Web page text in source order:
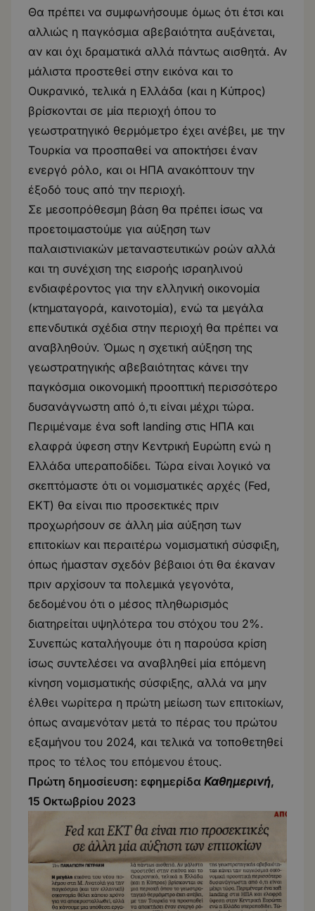
Θα πρέπει να συμφωνήσουμε όμως ότι έτσι και
αλλιώς η παγκόσμια αβεβαιότητα αυξάνεται,
αν και όχι δραματικά αλλά πάντως αισθητά. Αν
μάλιστα προστεθεί στην εικόνα και το
Ουκρανικό, τελικά η Ελλάδα (και η Κύπρος)
βρίσκονται σε μία περιοχή όπου το
γεωστρατηγικό θερμόμετρο έχει ανέβει, με την
Τουρκία να προσπαθεί να αποκτήσει έναν
ενεργό ρόλο, και οι ΗΠΑ ανακόπτουν την
έξοδό τους από την περιοχή.
Σε μεσοπρόθεσμη βάση θα πρέπει ίσως να
προετοιμαστούμε για αύξηση των
παλαιστινιακών μεταναστευτικών ροών αλλά
και τη συνέχιση της εισροής ισραηλινού
ενδιαφέροντος για την ελληνική οικονομία
(κτηματαγορά, καινοτομία), ενώ τα μεγάλα
επενδυτικά σχέδια στην περιοχή θα πρέπει να
αναβληθούν. Όμως η σχετική αύξηση της
γεωστρατηγικής αβεβαιότητας κάνει την
παγκόσμια οικονομική προοπτική περισσότερο
δυσανάγνωστη από ό,τι είναι μέχρι τώρα.
Περιμέναμε ένα soft landing στις ΗΠΑ και
ελαφρά ύφεση στην Κεντρική Ευρώπη ενώ η
Ελλάδα υπεραποδίδει. Τώρα είναι λογικό να
σκεπτόμαστε ότι οι νομισματικές αρχές (Fed,
ΕΚΤ) θα είναι πιο προσεκτικές πριν
προχωρήσουν σε άλλη μία αύξηση των
επιτοκίων και περαιτέρω νομισματική σύσφιξη,
όπως ήμασταν σχεδόν βέβαιοι ότι θα έκαναν
πριν αρχίσουν τα πολεμικά γεγονότα,
δεδομένου ότι ο μέσος πληθωρισμός
διατηρείται υψηλότερα του στόχου του 2%.
Συνεπώς καταλήγουμε ότι η παρούσα κρίση
ίσως συντελέσει να αναβληθεί μία επόμενη
κίνηση νομισματικής σύσφιξης, αλλά να μην
έλθει νωρίτερα η πρώτη μείωση των επιτοκίων,
όπως αναμενόταν μετά το πέρας του πρώτου
εξαμήνου του 2024, και τελικά να τοποθετηθεί
προς το τέλος του επόμενου έτους.
Πρώτη δημοσίευση: εφημερίδα Καθημερινή,
15 Οκτωβρίου 2023